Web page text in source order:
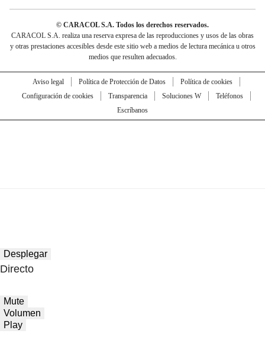
© CARACOL S.A. Todos los derechos reservados.
CARACOL S.A. realiza una reserva expresa de las reproducciones y usos de las obras
y otras prestaciones accesibles desde este sitio web a medios de lectura mecánica u otros
medios que resulten adecuados.
Aviso legal Política de Protección de Datos
Política de cookies
Configuración de cookies
Transparencia Soluciones W
Teléfonos
Escríbanos
Desplegar
Directo
Mute
Volumen
Play